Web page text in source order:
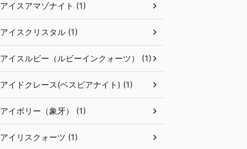
アイスアマゾナイト (1)
アイスクリスタル (1)
アイスルビー（ルビーインクォーツ） (1)
アイドクレース(ベスビアナイト) (1)
アイボリー（象牙） (1)
アイリスクォーツ (1)